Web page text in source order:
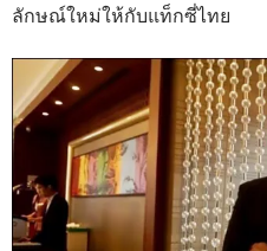
ลักษณ์ใหม่ให้กับแท็กซี่ไทย